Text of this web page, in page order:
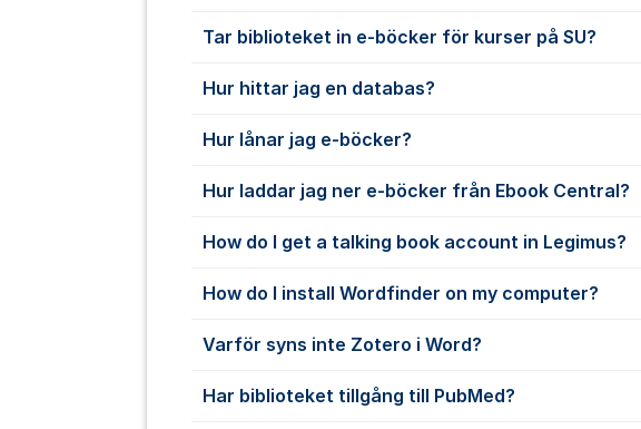
Tar biblioteket in e-böcker för kurser på SU?
Hur hittar jag en databas?
Hur lånar jag e-böcker?
Hur laddar jag ner e-böcker från Ebook Central?
How do I get a talking book account in Legimus?
How do I install Wordfinder on my computer?
Varför syns inte Zotero i Word?
Har biblioteket tillgång till PubMed?